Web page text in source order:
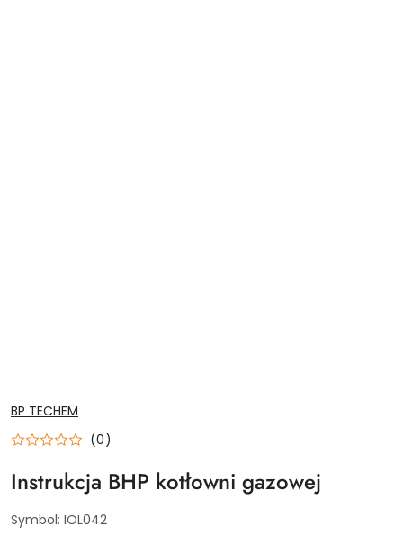
NAZWA
PRODUCENTA:
BP TECHEM
(0)
Instrukcja BHP kotłowni gazowej
Symbol: IOL042